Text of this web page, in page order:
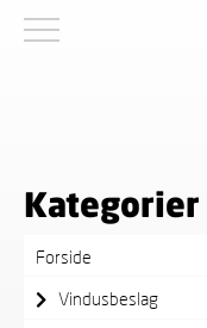
Kategorier
Forside
Vindusbeslag